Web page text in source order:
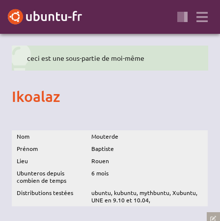
ceci est une sous-partie de moi-même
Ikoalaz
Nom
Mouterde
Prénom
Baptiste
Lieu
Rouen
Ubunteros depuis
combien de temps
6 mois
Distributions testées
ubuntu, kubuntu, mythbuntu, Xubuntu,
UNE en 9.10 et 10.04,